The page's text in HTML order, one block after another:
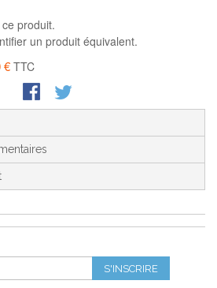
produit.
un produit équivalent.
€ TTC
S'INSCRIRE